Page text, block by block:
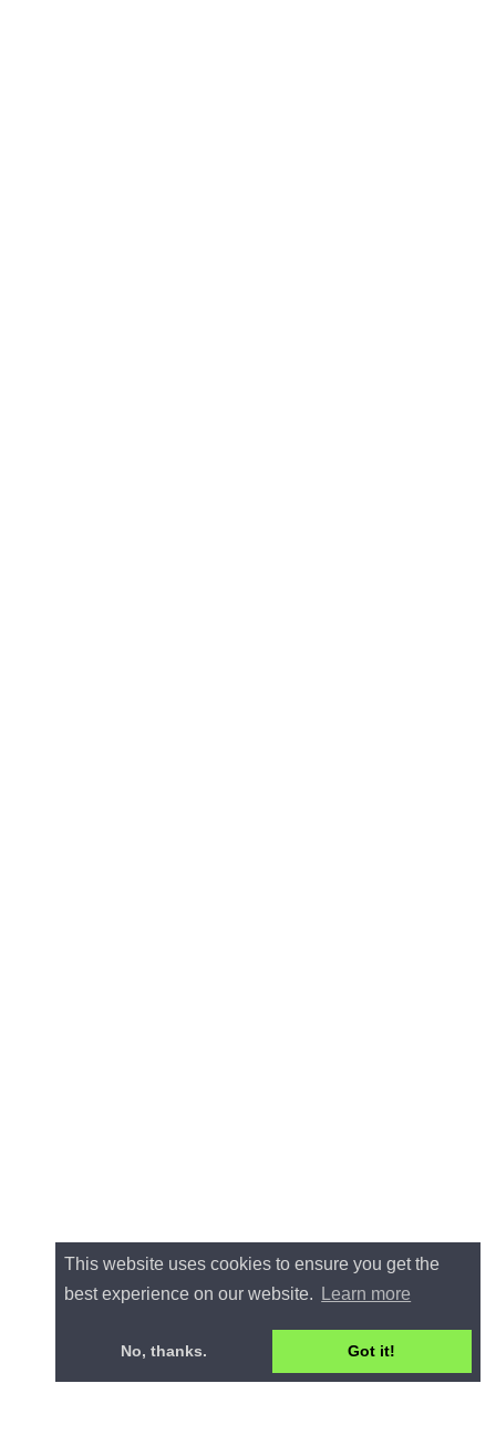
This website uses cookies to ensure you get the
best experience on our website.
Learn more
No, thanks. Got it!